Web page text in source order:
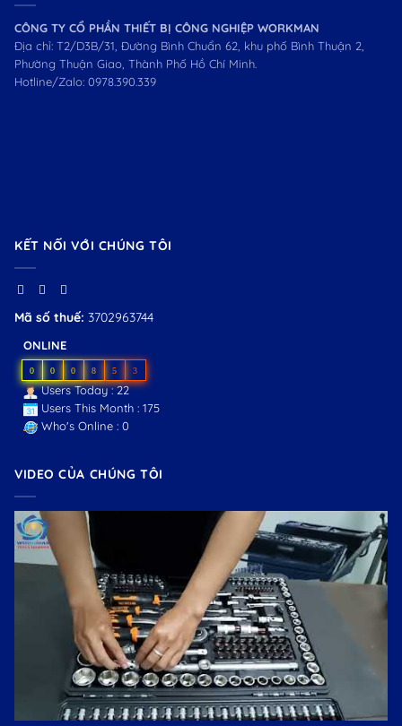
CÔNG TY CỔ PHẦN THIẾT BỊ CÔNG NGHIỆP WORKMAN
Địa chỉ: T2/D3B/31, Đường Bình Chuẩn 62, khu phố Bình Thuận 2,
Phường Thuận Giao, Thành Phố Hồ Chí Minh.
Hotline/Zalo: 0978.390.339
KẾT NỐI VỚI CHÚNG TÔI
Mã số thuế: 3702963744
ONLINE
0 0 0 8 5 3
Users Today : 22
Users This Month : 175
Who's Online : 0
VIDEO CỦA CHÚNG TÔI